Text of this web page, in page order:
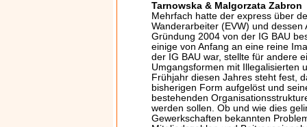
Tarnowska & Malgorzata Zabron
Mehrfach hatte der express über
Wanderarbeiter (EVW) und
Gründung 2004 von der IG BAU
einige von Anfang an eine reine
der IG BAU war, stellte für andere
Umgangsformen mit Illegalisierten
Frühjahr diesen Jahres steht fest,
bisherigen Form aufgelöst und
bestehenden
werden sollen. Ob und wie dies
Gewerkschaften bekannten